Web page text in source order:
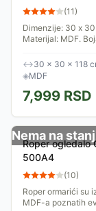
Policom
Bambus Bela
(11)
Dimenzije: 30 x 30
Materijal: MDF.
Elementi za
ukljuceni u
Tendance.
↔30 × 30 × 118
◈MDF
7,999 RSD
Nema na
Roper ogledalo
500A4
(10)
Roper ormarići su
MDF-a poznatih